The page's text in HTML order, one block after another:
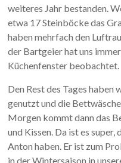
weiteres Jahr bestanden.
etwa 17 Steinböcke das
haben mehrfach den
der Bartgeier hat uns
Küchenfenster beobachtet.
Den Rest des Tages
genutzt und die
Morgen kommt dann das
und Kissen. Da ist es
Anton haben. Er ist zum
in der Wintersaison in